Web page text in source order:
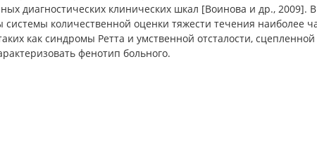
диагностических клинических шкал [Воинова и др., 2009].
системы количественной оценки тяжести течения наиболее
как синдромы Ретта и умственной отсталости,
фенотип больного.